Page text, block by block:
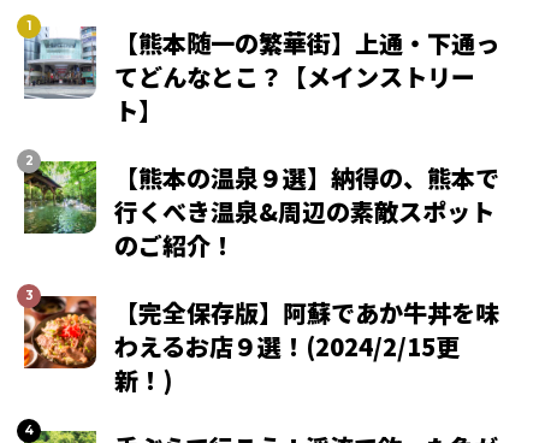
【熊本随一の繁華街】上通・下通っ
てどんなとこ？【メインストリー
ト】
【熊本の温泉９選】納得の、熊本で
行くべき温泉&周辺の素敵スポット
のご紹介！
【完全保存版】阿蘇であか牛丼を味
わえるお店９選！(2024/2/15更
新！)